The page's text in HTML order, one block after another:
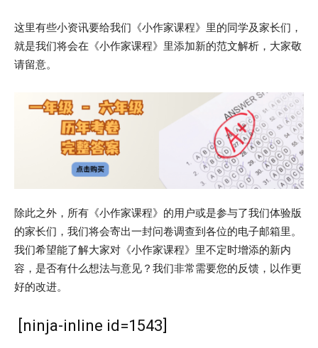
这里有些小资讯要给我们《小作家课程》里的同学及家长们，
就是我们将会在《小作家课程》里添加新的范文解析，大家敬
请留意。
除此之外，所有《小作家课程》的用户或是参与了我们体验版
的家长们，我们将会寄出一封问卷调查到各位的电子邮箱里。
我们希望能了解大家对《小作家课程》里不定时增添的新内
容，是否有什么想法与意见？我们非常需要您的反馈，以作更
好的改进。
[ninja-inline id=1543]